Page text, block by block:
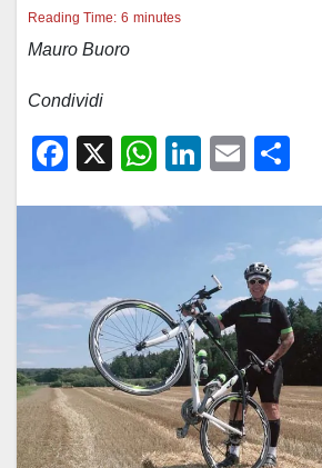
Reading Time: 6 minutes
Mauro Buoro
Condividi
F
b
o
o
k
X
W
at
A
p
p
Li
e
dI
n
E
di
vi
di